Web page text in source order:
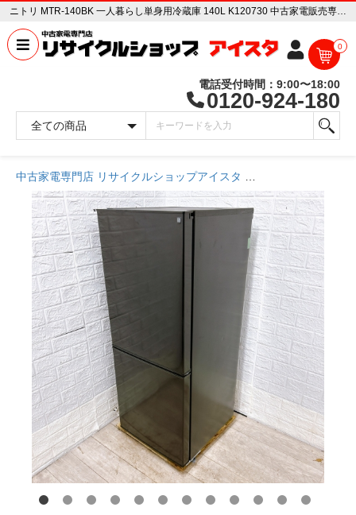
ニトリ MTR-140BK 一人暮らし単身用冷蔵庫 140L K120730 中古家電販売専門店 リサイクルショップ アイスタ
0
電話受付時間：9:00〜18:00
0120-924-180
中古家電専門店 リサイクルショップアイスタ